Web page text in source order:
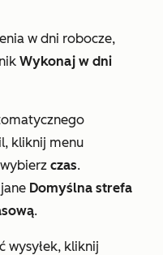
w dni robocze,
Wykonaj w dni
, kliknij menu
czas.
Domyślna strefa
.
wysyłek, kliknij